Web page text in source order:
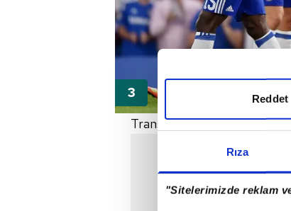
Rıza
"Sitelerimizde reklam
Reddet
Transferdeki en güçlü